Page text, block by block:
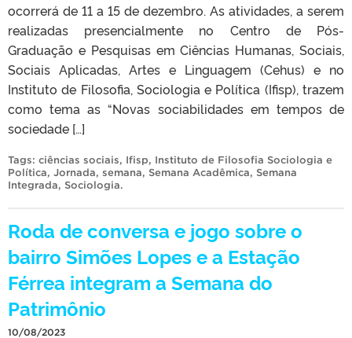
ocorrerá de 11 a 15 de dezembro. As atividades, a serem
realizadas presencialmente no Centro de Pós-
Graduação e Pesquisas em Ciências Humanas, Sociais,
Sociais Aplicadas, Artes e Linguagem (Cehus) e no
Instituto de Filosofia, Sociologia e Política (Ifisp), trazem
como tema as “Novas sociabilidades em tempos de
sociedade […]
Tags: ciências sociais, Ifisp, Instituto de Filosofia Sociologia e
Política, Jornada, semana, Semana Acadêmica, Semana
Integrada, Sociologia.
Roda de conversa e jogo sobre o
bairro Simões Lopes e a Estação
Férrea integram a Semana do
Patrimônio
10/08/2023